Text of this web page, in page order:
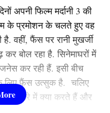
अपनी फिल्म मर्दानी 3 की
के प्रमोशन के चलते हुए वह
वहीं, फैंस पर रानी मुखर्जी
बोल रहा है. सिनेमाघरों में
कर रही हैं. इसी बीच
लिए फैंस उत्सुक है. चलिए
के बारे में क्या करते हैं और